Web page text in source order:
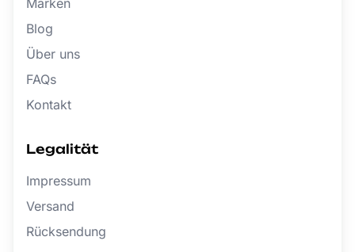
Marken
Blog
Über uns
FAQs
Kontakt
Legalität
Impressum
Versand
Rücksendung